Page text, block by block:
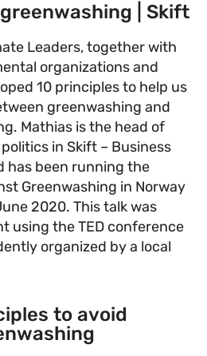
| Skift
Leaders, together with
organizations and
10 principles to help us
greenwashing and
Mathias is the head of
in Skift – Business
has been running the
Greenwashing in Norway
2020. This talk was
using the TED conference
organized by a local
to avoid